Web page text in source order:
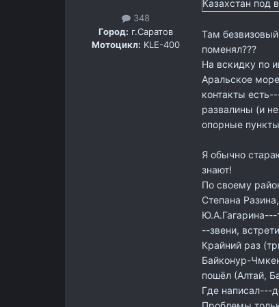
348
Город: г.Саратов
Мотоцикл: KLE-400
Казахстан под
Там
поменял???
На вскидку по
Аральское
контакты
развалины (и
опорные
Я обычно
знают!
По своему
Степана
Ю.А.Гагарина---
--звени,
Крайний раз
Байконур-
пошёл (Алтай,
Где написал---